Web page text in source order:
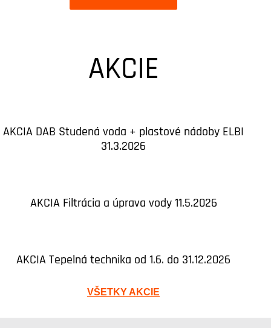
AKCIE
AKCIA DAB Studená voda + plastové nádoby ELBI
31.3.2026
AKCIA Filtrácia a úprava vody 11.5.2026
AKCIA Tepelná technika od 1.6. do 31.12.2026
VŠETKY AKCIE